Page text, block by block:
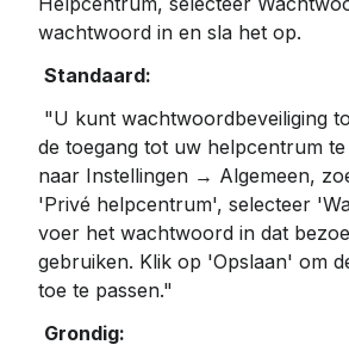
wachtwoord in en sla het op.
Standaard:
de toegang tot uw helpcentrum
naar Instellingen → Algemeen,
'Privé helpcentrum', selecteer
voer het wachtwoord in dat
gebruiken. Klik op 'Opslaan' om
toe te passen."
Grondig: